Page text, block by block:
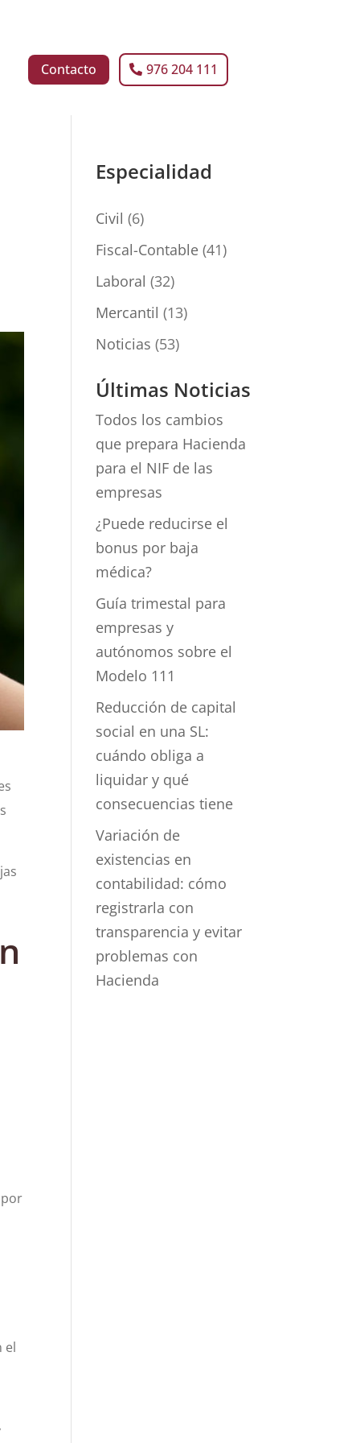
Contacto 976 204 111
el
Especialidad
Civil (6)
Fiscal-Contable (41)
Laboral (32)
Mercantil (13)
Noticias (53)
Últimas Noticias
Todos los cambios
que prepara Hacienda
para el NIF de las
empresas
¿Puede reducirse el
bonus por baja
médica?
Guía trimestal para
empresas y
autónomos sobre el
Modelo 111
Reducción de capital
social en una SL:
cuándo obliga a
liquidar y qué
consecuencias tiene
Variación de
existencias en
contabilidad: cómo
registrarla con
transparencia y evitar
problemas con
Hacienda